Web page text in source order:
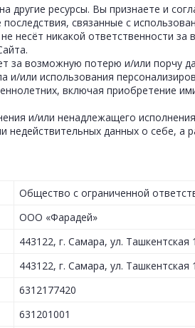
другие ресурсы. Вы признаете и
связанные с
несёт никакой ответственности
за возможную потерю и/или порчу
и/или использования
включая приобретение
и/или ненадлежащего
недействительных данных о себе,
Общество с ограниченной
ООО «Фарадей»
443122, г. Самара, ул. Ташкентская
443122, г. Самара, ул. Ташкентская
6312177420
631201001